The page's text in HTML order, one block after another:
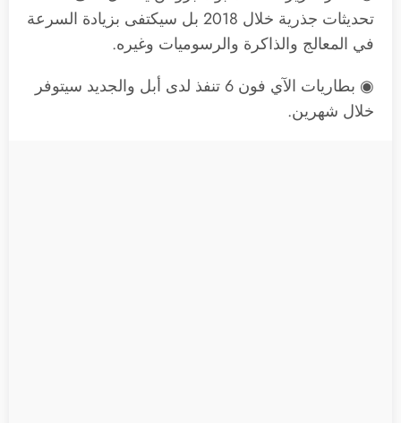
تحديثات جذرية خلال 2018 بل سيكتفى بزيادة السرعة
في المعالج والذاكرة والرسوميات وغيره.
◉ بطاريات الآي فون 6 تنفذ لدى أبل والجديد سيتوفر
خلال شهرين.